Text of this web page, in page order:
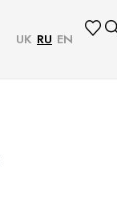
UK RU EN